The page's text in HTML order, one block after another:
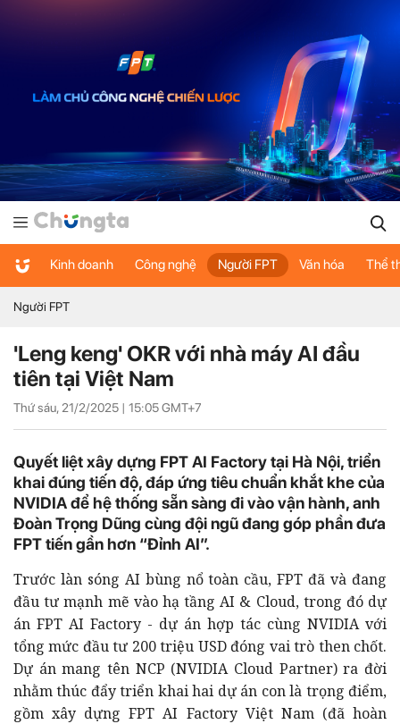
Kinh doanh Công nghệ Người FPT Văn hóa Thể
Người FPT
'Leng keng' OKR với nhà máy AI đầu
tiên tại Việt Nam
Thứ sáu, 21/2/2025 | 15:05GMT+7
Quyết liệt xây dựng FPT AI Factory tại Hà Nội, triển
khai đúng tiến độ, đáp ứng tiêu chuẩn khắt khe của
NVIDIA để hệ thống sẵn sàng đi vào vận hành, anh
Đoàn Trọng Dũng cùng đội ngũ đang góp phần đưa
FPT tiến gần hơn “Đỉnh AI”.
Trước làn sóng AI bùng nổ toàn cầu, FPT đã và đang
đầu tư mạnh mẽ vào hạ tầng AI & Cloud, trong đó dự
án FPT AI Factory - dự án hợp tác cùng NVIDIA với
tổng mức đầu tư 200 triệu USD đóng vai trò then chốt.
Dự án mang tên NCP (NVIDIA Cloud Partner) ra đời
nhằm thúc đẩy triển khai hai dự án con là trọng điểm,
gồm xây dựng FPT AI Factory Việt Nam (đã hoàn